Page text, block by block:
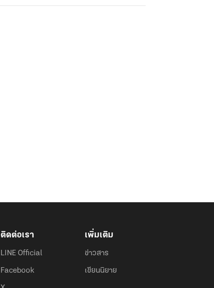
ติดต่อเรา
LINE Official
Facebook
เพิ่มเติม
ข่าวสาร
เขียนนิยาย